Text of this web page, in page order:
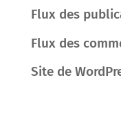
Flux des
Flux des
Site de